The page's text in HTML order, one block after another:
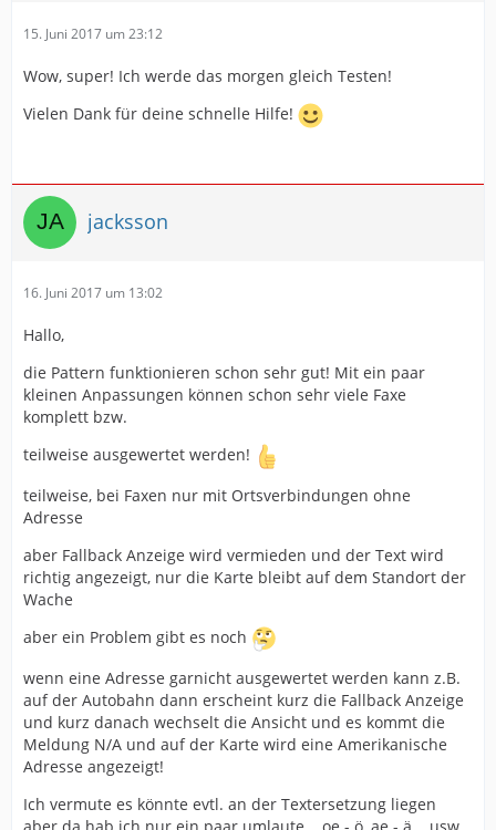
15. Juni 2017 um 23:12
Wow, super! Ich werde das morgen gleich Testen!
Vielen Dank für deine schnelle Hilfe!
jacksson
16. Juni 2017 um 13:02
Hallo,
die Pattern funktionieren schon sehr gut! Mit ein paar
kleinen Anpassungen können schon sehr viele Faxe
komplett bzw.
teilweise ausgewertet werden!
teilweise, bei Faxen nur mit Ortsverbindungen ohne
Adresse
aber Fallback Anzeige wird vermieden und der Text wird
richtig angezeigt, nur die Karte bleibt auf dem Standort der
Wache
aber ein Problem gibt es noch
wenn eine Adresse garnicht ausgewertet werden kann z.B.
auf der Autobahn dann erscheint kurz die Fallback Anzeige
und kurz danach wechselt die Ansicht und es kommt die
Meldung N/A und auf der Karte wird eine Amerikanische
Adresse angezeigt!
Ich vermute es könnte evtl. an der Textersetzung liegen
aber da hab ich nur ein paar umlaute... oe - ö, ae - ä ...usw.